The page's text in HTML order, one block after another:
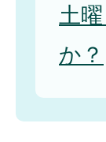
土
か？